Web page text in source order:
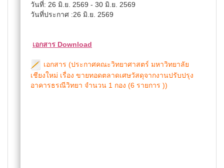
วันที่: 26 มิ.ย. 2569 - 30 มิ.ย. 2569
วันที่ประกาศ :26 มิ.ย. 2569
เอกสาร Download
เอกสาร (ประกาศคณะวิทยาศาสตร์ มหาวิทยาลัย
เชียงใหม่ เรื่อง ขายทอดตลาดเศษวัสดุจากงานปรับปรุง
อาคารธรณีวิทยา จำนวน 1 กอง (6 รายการ ))